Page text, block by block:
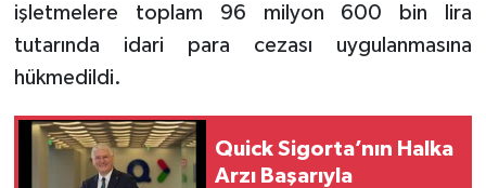
işletmelere toplam 96 milyon 600 bin lira
tutarında idari para cezası uygulanmasına
hükmedildi.
Quick Sigorta’nın Halka
Arzı Başarıyla